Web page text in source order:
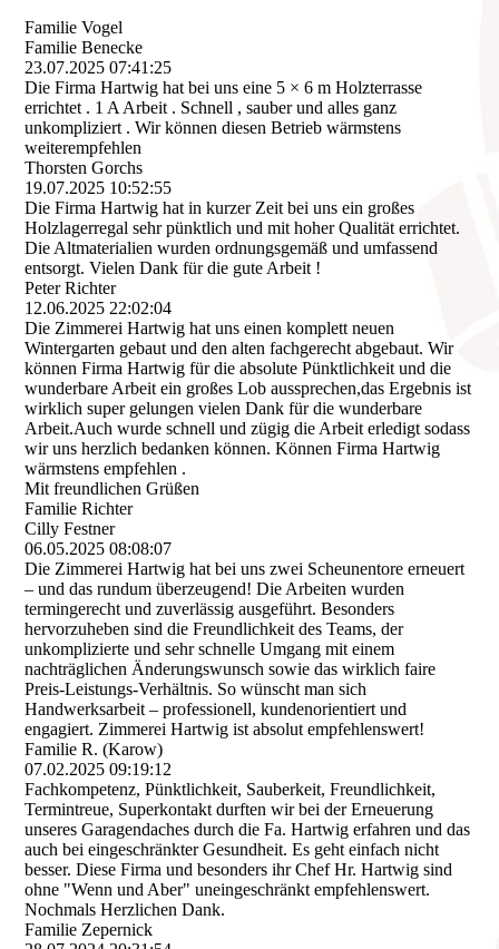
Familie Vogel
Familie Benecke
23.07.2025 07:41:25
Die Firma Hartwig hat bei uns eine 5 × 6 m Holzterrasse
errichtet . 1 A Arbeit . Schnell , sauber und alles ganz
unkompliziert . Wir können diesen Betrieb wärmstens
weiterempfehlen
Thorsten Gorchs
19.07.2025 10:52:55
Die Firma Hartwig hat in kurzer Zeit bei uns ein großes
Holzlagerregal sehr pünktlich und mit hoher Qualität errichtet.
Die Altmaterialien wurden ordnungsgemäß und umfassend
entsorgt. Vielen Dank für die gute Arbeit !
Peter Richter
12.06.2025 22:02:04
Die Zimmerei Hartwig hat uns einen komplett neuen
Wintergarten gebaut und den alten fachgerecht abgebaut. Wir
können Firma Hartwig für die absolute Pünktlichkeit und die
wunderbare Arbeit ein großes Lob aussprechen,das Ergebnis ist
wirklich super gelungen vielen Dank für die wunderbare
Arbeit.Auch wurde schnell und zügig die Arbeit erledigt sodass
wir uns herzlich bedanken können. Können Firma Hartwig
wärmstens empfehlen .
Mit freundlichen Grüßen
Familie Richter
Cilly Festner
06.05.2025 08:08:07
Die Zimmerei Hartwig hat bei uns zwei Scheunentore erneuert
– und das rundum überzeugend! Die Arbeiten wurden
termingerecht und zuverlässig ausgeführt. Besonders
hervorzuheben sind die Freundlichkeit des Teams, der
unkomplizierte und sehr schnelle Umgang mit einem
nachträglichen Änderungswunsch sowie das wirklich faire
Preis-­Leistungs-­Verhä­ltnis.­ So wünscht man sich
Handwerksarbeit – professionell, kundenorientiert und
engagiert. Zimmerei Hartwig ist absolut empfehlenswert!
Familie R. (Karow)
07.02.2025 09:19:12
Fachkompetenz, Pünktlichkeit, Sauberkeit, Freundlichkeit,
Termintreue, Superkontakt durften wir bei der Erneuerung
unseres Garagendaches durch die Fa. Hartwig erfahren und das
auch bei eingeschränkter Gesundheit. Es geht einfach nicht
besser. Diese Firma und besonders ihr Chef Hr. Hartwig sind
ohne "Wenn und Aber" uneingeschränkt empfehlenswert.
Nochmals Herzlichen Dank.
Familie Zepernick